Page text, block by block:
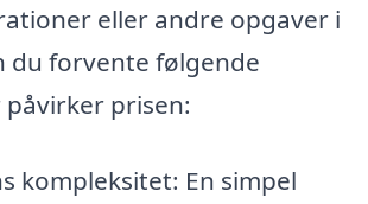
eller andre opgaver i
du forvente følgende
prisen:
kompleksitet: En simpel